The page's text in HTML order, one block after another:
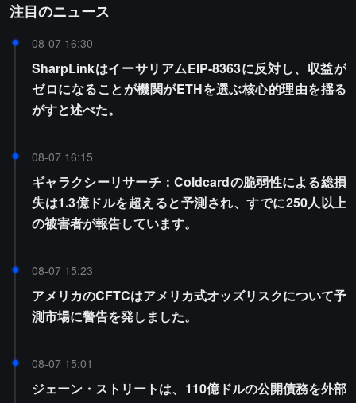
注目のニュース
08-07 16:30
SharpLinkはイーサリアムEIP-8363に反対し、収益が
ゼロになることが機関がETHを選ぶ核心的理由を揺る
がすと述べた。
08-07 16:15
ギャラクシーリサーチ：Coldcardの脆弱性による総損
失は1.3億ドルを超えると予測され、すでに250人以上
の被害者が報告しています。
08-07 15:23
アメリカのCFTCはアメリカ式オッズリスクについて予
測市場に警告を発しました。
08-07 15:01
ジェーン・ストリートは、110億ドルの公開債務を外部